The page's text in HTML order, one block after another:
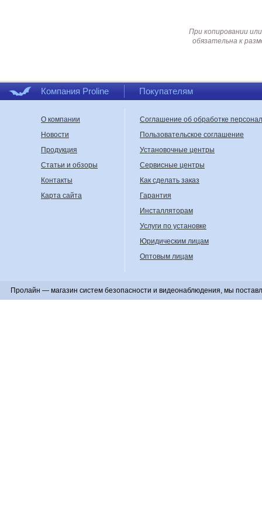
При копировании
обязательна к
Компания Proline Покупателям
О компании
Новости
Продукция
Статьи и обзоры
Контакты
Карта сайта
Соглашение об обработке
Пользовательское соглашение
Установочные центры
Сервисные центры
Как сделать заказ
Гарантия
Инсталляторам
Услуги по установке
Юридическим лицам
Оптовым лицам
Пролайн — магазин систем безопасности и видеонаблюдения, мы